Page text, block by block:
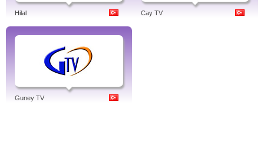
Hilal Cay TV
Guney TV